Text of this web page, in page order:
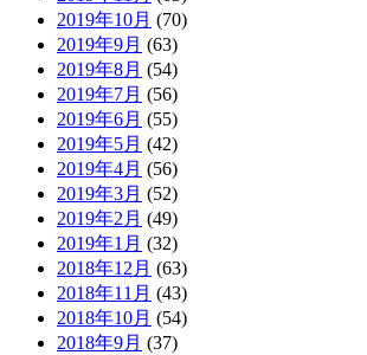
2019年10月 (70)
2019年9月 (63)
2019年8月 (54)
2019年7月 (56)
2019年6月 (55)
2019年5月 (42)
2019年4月 (56)
2019年3月 (52)
2019年2月 (49)
2019年1月 (32)
2018年12月 (63)
2018年11月 (43)
2018年10月 (54)
2018年9月 (37)